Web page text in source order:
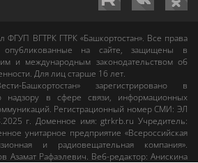
ФГУП ВГТРК ГТРК «Башкортостан». Все права
на сайте, защищены в
и международным законодательством об
Для лиц старше 16 лет.
Башкортостан»зарегистрировано в
надзору в сфере связи, информационных
Регистрационный номер СМИ: ЭЛ
г. Доменное имя:gtrkrb.ru Учредитель:
унитарное предприятие «Всероссийская
и радиовещательная компания».
Азамат Рафаэлевич. Веб-редактор:Анискина